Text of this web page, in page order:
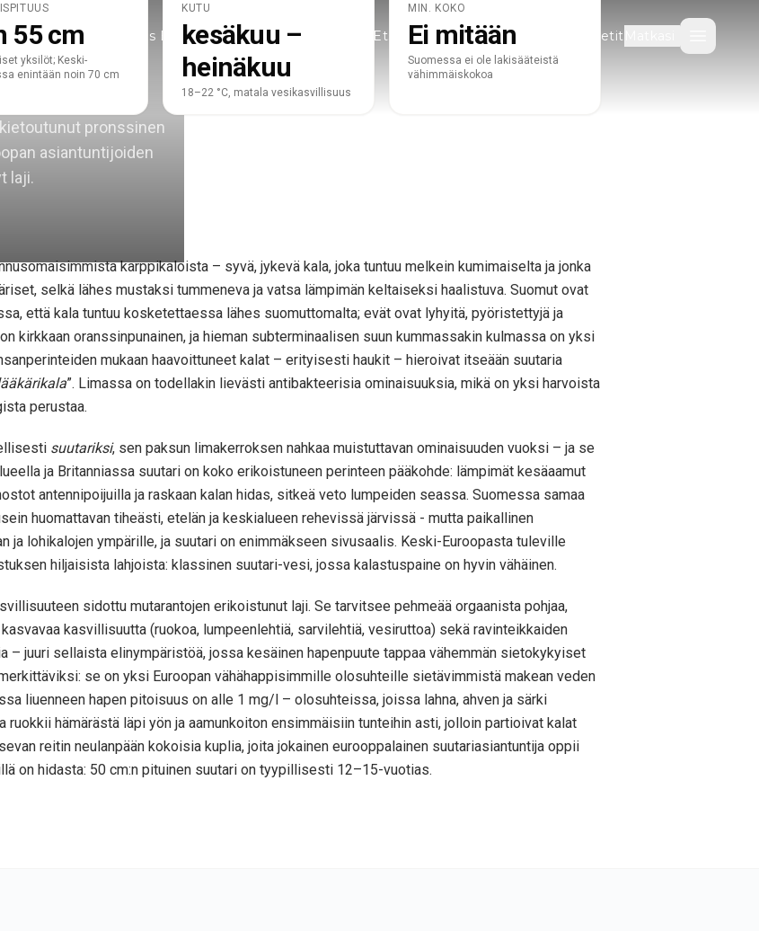
Fishermans Blog Etsi majoituspaikkoja Etsi aktiviteetteja Täysihoitopaketit
Avaa
pronssinen
asiantuntijoiden
laji.
55 cm
yksilöt; Keski-
enintään noin 70 cm
KUTU
kesäkuu –
heinäkuu
18–22 °C, matala vesikasvillisuus
MIN. KOKO
Ei mitään
Suomessa ei ole lakisääteistä
vähimmäiskokoa
karppikaloista – syvä, jykevä kala, joka tuntuu melkein kumimaiselta ja jonka
selkä lähes mustaksi tummeneva ja vatsa lämpimän keltaiseksi haalistuva. Suomut ovat
että kala tuntuu kosketettaessa lähes suomuttomalta; evät ovat lyhyitä, pyöristettyjä ja
kirkkaan oranssinpunainen, ja hieman subterminaalisen suun kummassakin kulmassa on yksi
mukaan haavoittuneet kalat – erityisesti haukit – hieroivat itseään suutaria
”. Limassa on todellakin lievästi antibakteerisia ominaisuuksia, mikä on yksi harvoista
perustaa.
suutariksi, sen paksun limakerroksen nahkaa muistuttavan ominaisuuden vuoksi – ja se
ja Britanniassa suutari on koko erikoistuneen perinteen pääkohde: lämpimät kesäaamut
antennipoijuilla ja raskaan kalan hidas, sitkeä veto lumpeiden seassa. Suomessa samaa
huomattavan tiheästi, etelän ja keskialueen rehevissä järvissä - mutta paikallinen
ja lohikalojen ympärille, ja suutari on enimmäkseen sivusaalis. Keski-Euroopasta tuleville
hiljaisista lahjoista: klassinen suutari-vesi, jossa kalastuspaine on hyvin vähäinen.
sidottu mutarantojen erikoistunut laji. Se tarvitsee pehmeää orgaanista pohjaa,
kasvillisuutta (ruokoa, lumpeenlehtiä, sarvilehtiä, vesiruttoa) sekä ravinteikkaiden
– juuri sellaista elinympäristöä, jossa kesäinen hapenpuute tappaa vähemmän sietokykyiset
se on yksi Euroopan vähähappisimmille olosuhteille sietävimmistä makean veden
liuenneen hapen pitoisuus on alle 1 mg/l – olosuhteissa, joissa lahna, ahven ja särki
ruokkii hämärästä läpi yön ja aamunkoiton ensimmäisiin tunteihin asti, jolloin partioivat kalat
reitin neulanpään kokoisia kuplia, joita jokainen eurooppalainen suutariasiantuntija oppii
on hidasta: 50 cm:n pituinen suutari on tyypillisesti 12–15-vuotias.